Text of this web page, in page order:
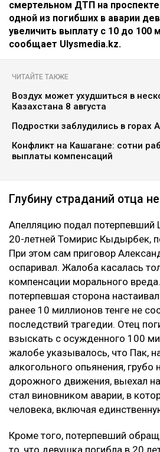
Апелляционный суд Алматы
смертельном ДТП на
одной из погибших в аварии
увеличить выплату с 10 до 100
ЧИТАЙТЕ ТАКЖЕ
Воздух может ухудшиться в
Казахстана 8 августа
Подростки заблудились в горах
Конфликт на Кашагане: сотни
выплаты компенсаций
Глубину страданий отца
Апелляцию подал потерпевший
20-летней Томирис Кыдырбек,
При этом сам приговор
оспаривал. Жалоба касалась
компенсации морального вреда.
ранее 10 миллионов тенге не
последствий трагедии. Отец